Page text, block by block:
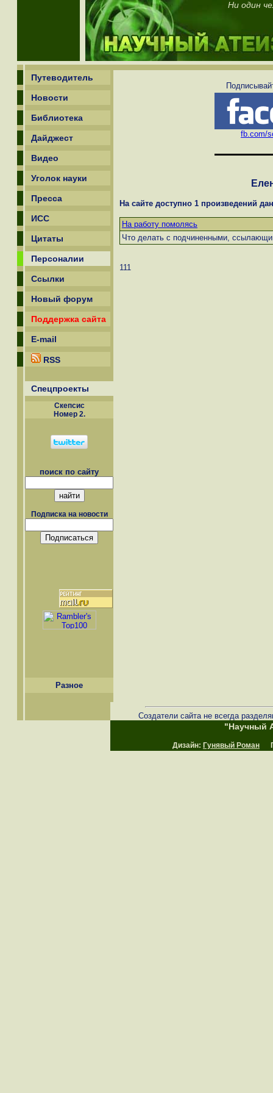
Ни один
Путеводитель
Новости
Библиотека
Дайджест
Видео
Уголок науки
Пресса
ИСС
Цитаты
Персоналии
Ссылки
Новый форум
Поддержка сайта
E-mail
RSS
Спецпроекты
Скепсиc
Номер 2.
поиск по сайту
Подписка на новости
Разное
fb.com/
На сайте доступно 1 произведений
На работу помолясь
Что делать с подчиненными,
111
Создатели сайта не всегда
"Научный
Дизайн: Гунявый Роман